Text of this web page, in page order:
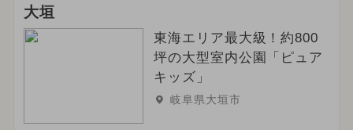
大垣
東海エリア最大級！約800
坪の大型室内公園「ピュア
キッズ」
岐阜県大垣市